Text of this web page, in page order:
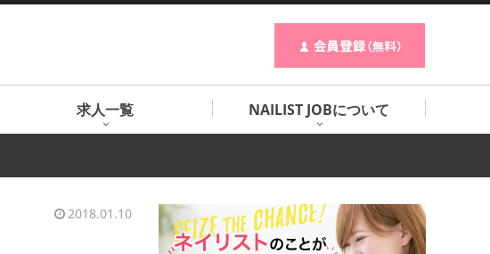
求人一覧 NAILIST JOBについて
2018.01.10